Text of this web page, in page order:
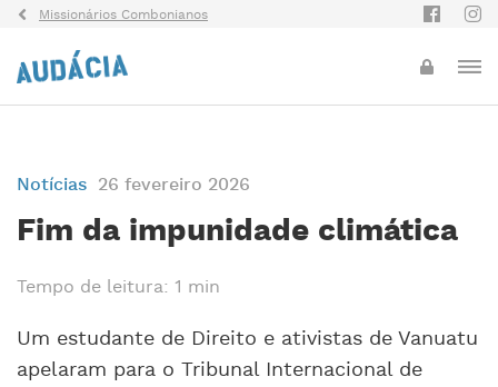
Missionários Combonianos
Notícias 26 fevereiro 2026
Fim da impunidade climática
Tempo de leitura: 1 min
Um estudante de Direito e ativistas de Vanuatu
apelaram para o Tribunal Internacional de